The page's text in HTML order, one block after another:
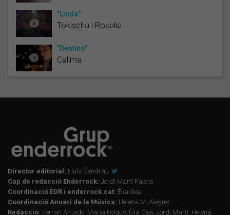
"Linda"
Tokischa i Rosalia
"Destino"
Calima
Director editorial: Lluís Gendrau
Cap de redacció Enderrock: Jordi Martí Fabra
Coordinació EDR i enderrock.cat: Èlia Gea
Coordinació Anuari de la Música: Helena M. Alegret
Redacció: Ferran Amado, Maria Folqué, Èlia Gea, Jordi Martí, Helena